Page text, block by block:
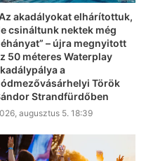
akadályokat elhárítottuk,
csináltunk nektek még
– újra megnyitott
50 méteres Waterplay
a
Török
Strandfürdőben
augusztus 5. 18:39